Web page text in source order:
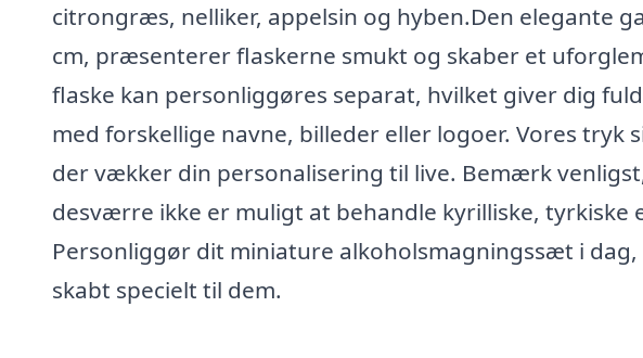
citrongræs, nelliker, appelsin og hyben.Den elegante
cm, præsenterer flaskerne smukt og skaber et
flaske kan personliggøres separat, hvilket giver dig
med forskellige navne, billeder eller logoer. Vores
der vækker din personalisering til live. Bemærk
desværre ikke er muligt at behandle kyrilliske, tyrkiske
Personliggør dit miniature alkoholsmagningssæt i
skabt specielt til dem.